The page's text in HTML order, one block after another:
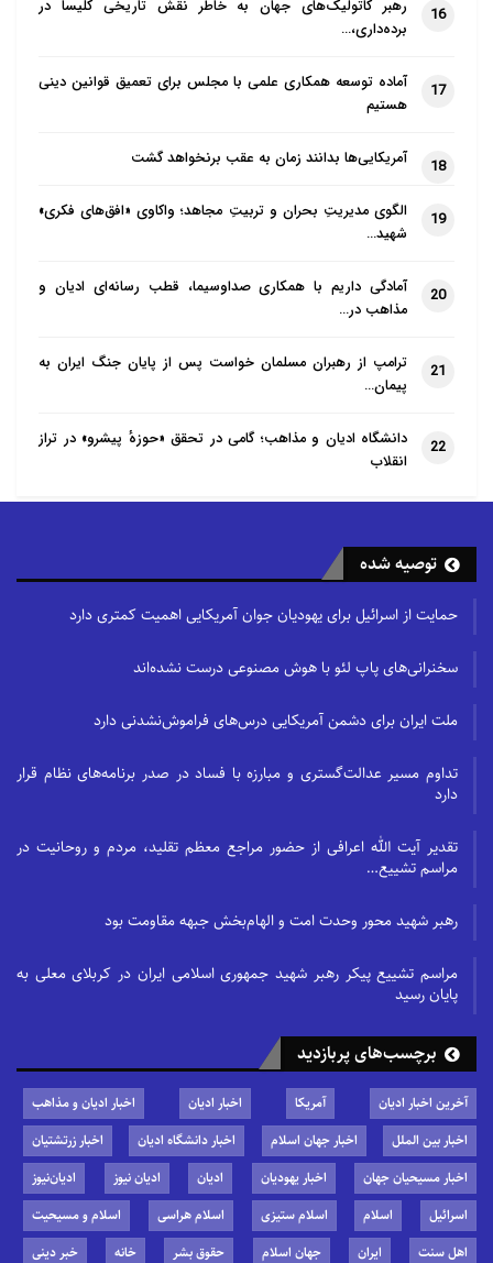
16
رهبر کاتولیک‌های جهان به خاطر نقش تاریخی کلیسا در
برده‌داری،…
17
آماده توسعه همکاری علمی با مجلس برای تعمیق قوانین دینی
هستیم
18 آمریکایی‌ها بدانند زمان به عقب برنخواهد گشت
19
الگوی مدیریتِ بحران و تربیتِ مجاهد؛ واکاوی «افق‌های فکری»
شهید…
20
آمادگی داریم با همکاری صداوسیما، قطب رسانه‌ای ادیان و
مذاهب در…
21
ترامپ از رهبران مسلمان خواست پس از پایان جنگ ایران به
پیمان…
22
دانشگاه ادیان و مذاهب؛ گامی در تحقق «حوزهٔ پیشرو» در تراز
انقلاب
توصیه شده
حمایت از اسرائیل برای یهودیان جوان آمریکایی اهمیت کمتری دارد
سخنرانی‌های پاپ لئو با هوش مصنوعی درست نشده‌اند
ملت ایران برای دشمن آمریکایی درس‌های فراموش‌نشدنی دارد
تداوم مسیر عدالت‌گستری و مبارزه با فساد در صدر برنامه‌های نظام قرار
دارد
تقدیر آیت الله اعرافی از حضور مراجع معظم تقلید، مردم و روحانیت در
مراسم تشییع…
رهبر شهید محور وحدت امت و الهام‌بخش جبهه مقاومت بود
مراسم تشییع پیکر رهبر شهید جمهوری اسلامی ایران در کربلای معلی به
پایان رسید
برچسب‌های پربازدید
آخرین اخبار ادیان آمریکا اخبار ادیان
اخبار ادیان و مذاهب
اخبار بین الملل
اخبار جهان اسلام اخبار دانشگاه ادیان
اخبار زرتشتیان
اخبار مسیحیان جهان
اخبار یهودیان ادیان ادیان نیوز
ادیان‌نیوز
اسرائیل
اسلام اسلام ستیزی اسلام هراسی
اسلام و مسیحیت
اهل سنت
ایران جهان اسلام حقوق بشر خانه خبر دینی